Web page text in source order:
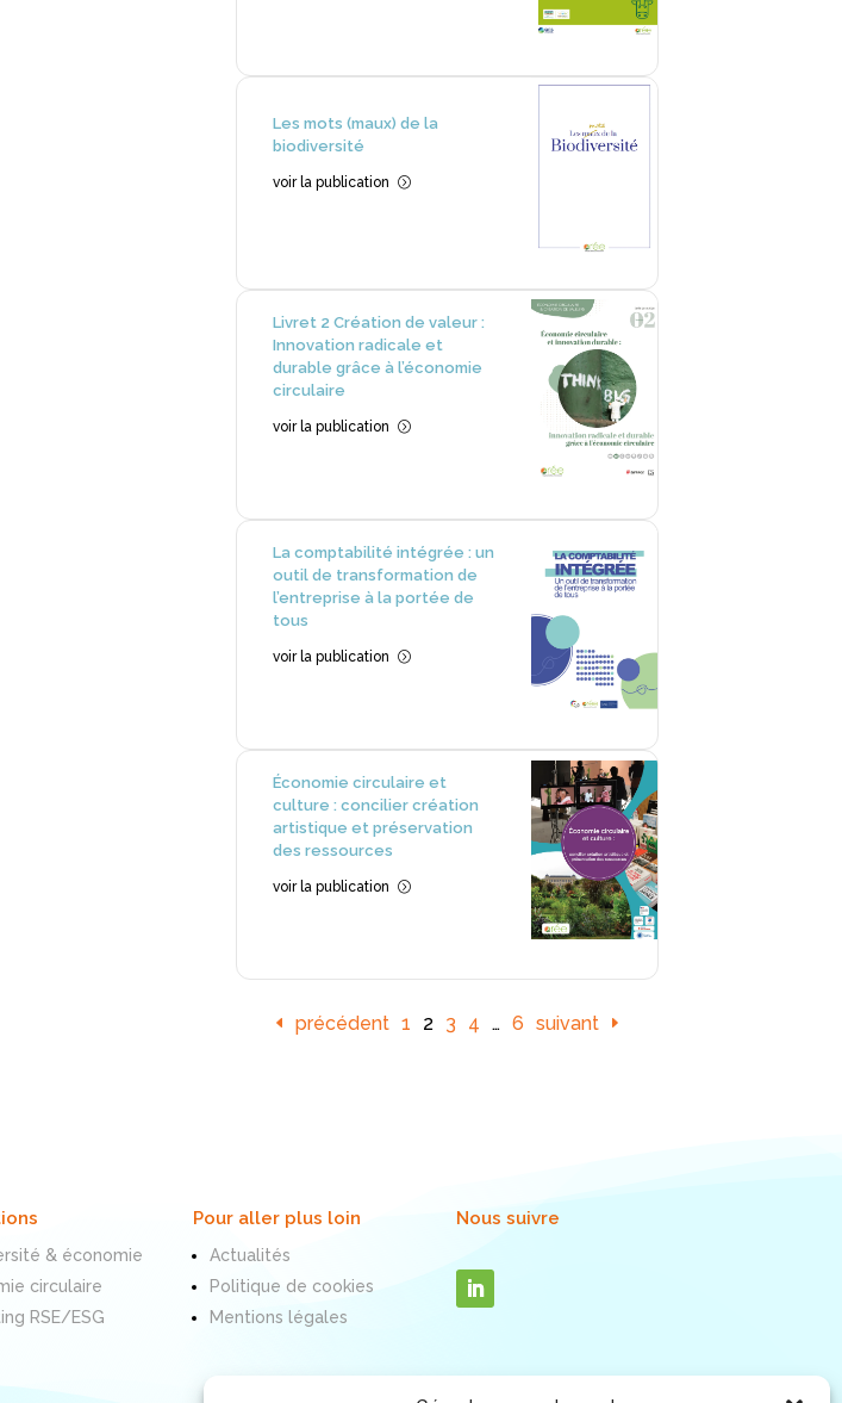
Les mots (maux) de la
biodiversité
voir la publication =
Livret 2 Création de valeur :
Innovation radicale et
durable grâce à l’économie
circulaire
voir la publication =
La comptabilité intégrée : un
outil de transformation de
l’entreprise à la portée de
tous
voir la publication =
Économie circulaire et
culture : concilier création
artistique et préservation
des ressources
voir la publication =
précédent 1 2 3 4 … 6 suivant
& économie
circulaire
RSE/ESG
Pour aller plus loin
Actualités
Politique de cookies
Mentions légales
Nous suivre